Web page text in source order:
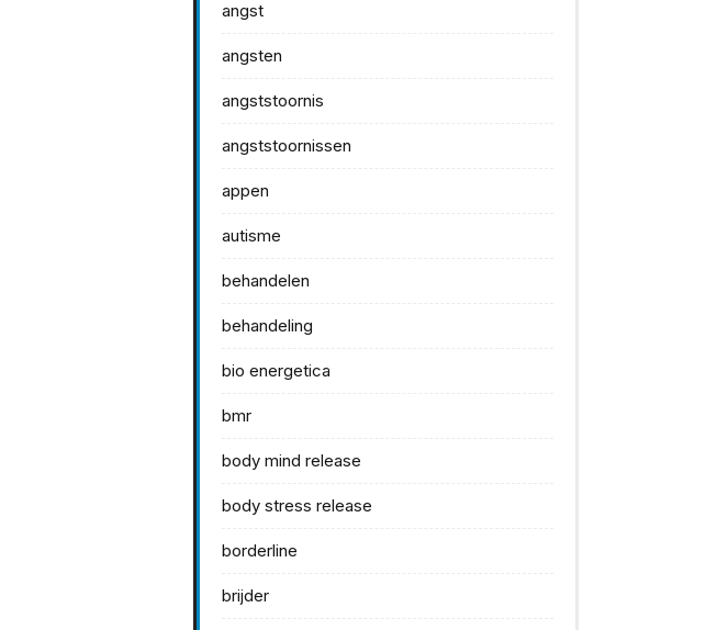
angst
angsten
angststoornis
angststoornissen
appen
autisme
behandelen
behandeling
bio energetica
bmr
body mind release
body stress release
borderline
brijder